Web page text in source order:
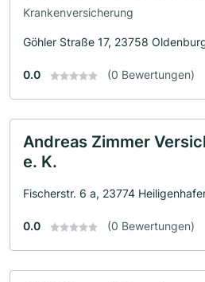
Krankenversicherung
Göhler Straße 17, 23758
0.0 (0 Bewertungen)
Andreas Zimmer
e. K.
Fischerstr. 6 a, 23774
0.0 (0 Bewertungen)